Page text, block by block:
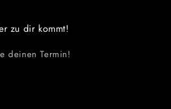
zu dir kommt!
deinen Termin!